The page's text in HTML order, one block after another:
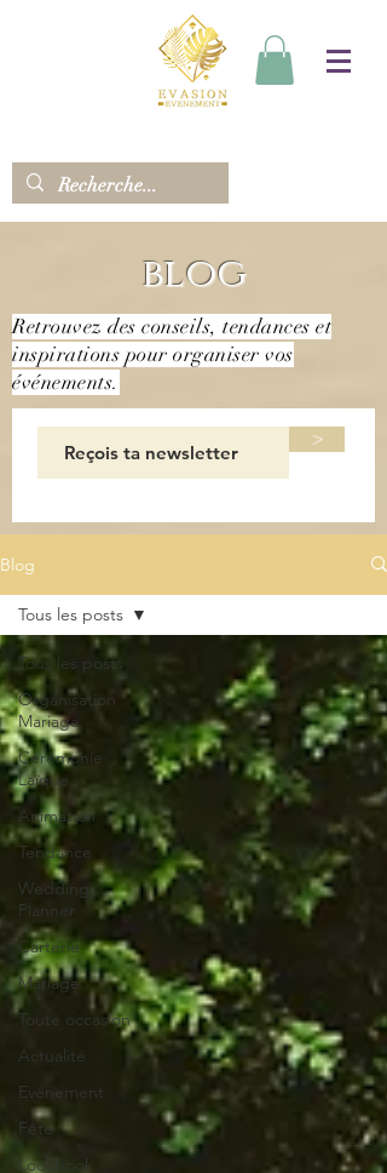
blog
Retrouvez des conseils, tendances et
inspirations pour organiser vos
événements.
>
Blog
Tous les posts
Organisation
Mariage
Cérémonie
Laïque
Animation
Tendance
Wedding
Planner
Carterie
Mariage
Toute occasion
Actualité
Evénement
Fête
Lookbook
Tous les posts